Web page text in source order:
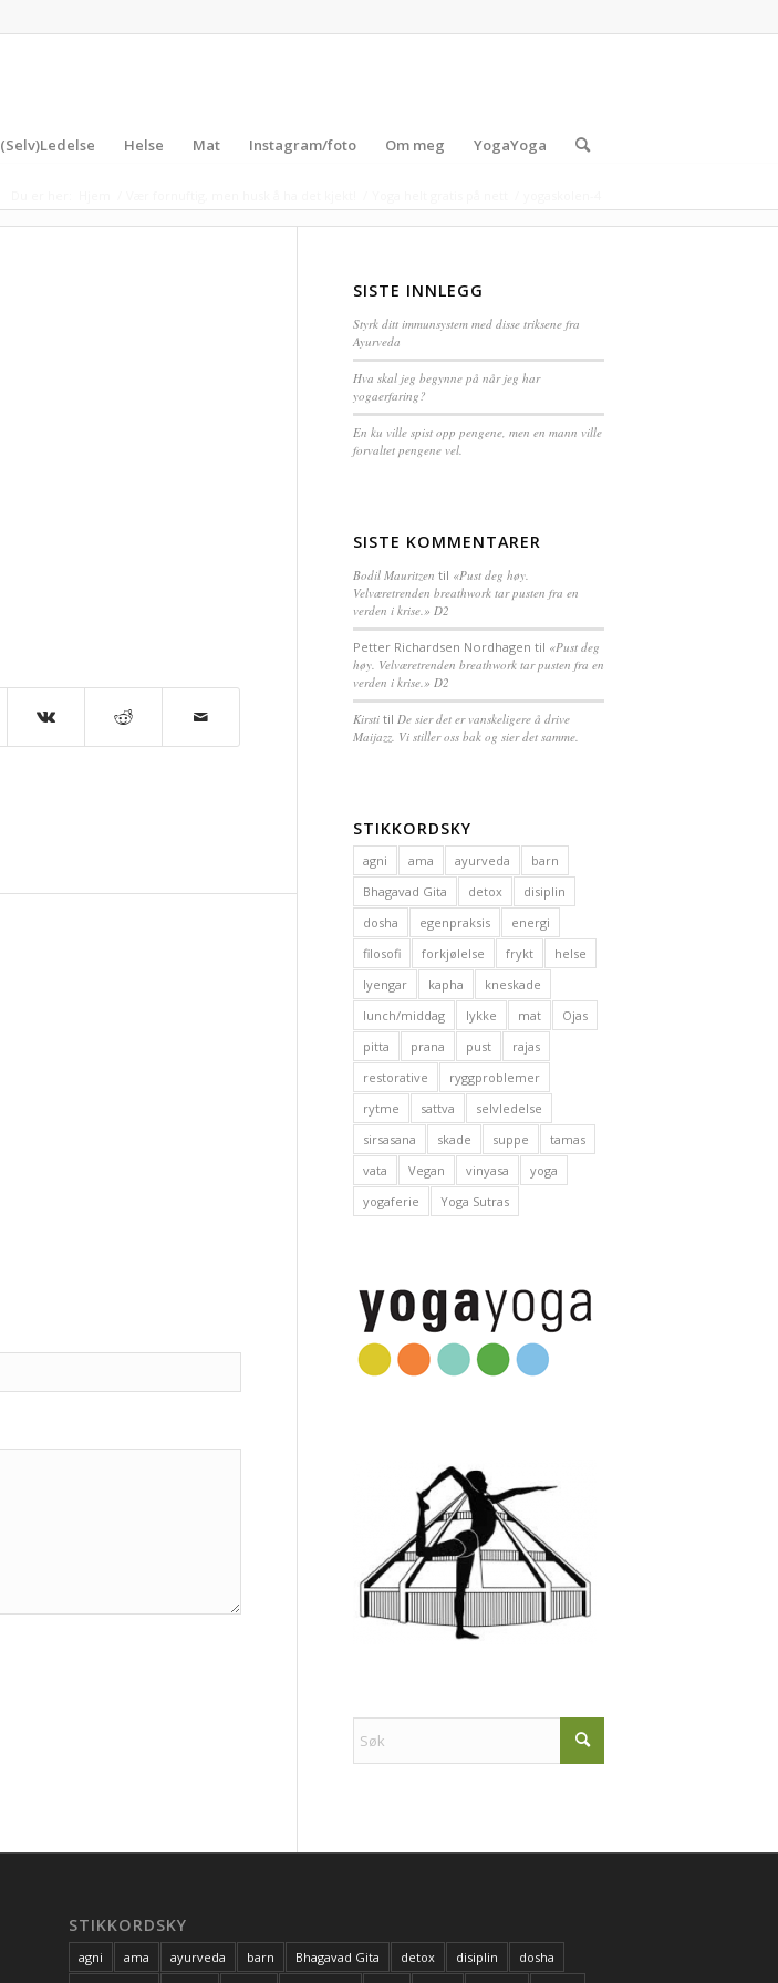
(Selv)Ledelse Helse Mat Instagram/foto Om meg YogaYoga
SISTE INNLEGG
Styrk ditt immunsystem med disse triksene fra
Ayurveda
Hva skal jeg begynne på når jeg har
yogaerfaring?
En ku ville spist opp pengene, men en mann ville
forvaltet pengene vel.
SISTE KOMMENTARER
Bodil Mauritzen til «Pust deg høy.
Velværetrenden breathwork tar pusten fra en
verden i krise.» D2
Petter Richardsen Nordhagen til «Pust deg
høy. Velværetrenden breathwork tar pusten fra en
verden i krise.» D2
Kirstitil De sier det er vanskeligere å drive
Maijazz. Vi stiller oss bak og sier det samme.
STIKKORDSKY
agni ama ayurveda
barn
Bhagavad Gita
detox
disiplin
dosha
egenpraksis
energi
filosofi
forkjølelse frykt
helse
Iyengar
kapha
kneskade
lunch/middag
lykke mat
Ojas
pitta
prana pust
rajas
restorative
ryggproblemer
rytme
sattva
selvledelse
sirsasana
skade suppe
tamas
vata
Vegan vinyasa
yoga
yogaferie
Yoga Sutras
STIKKORDSKY
agni ama ayurveda barn Bhagavad Gita detox disiplin
dosha